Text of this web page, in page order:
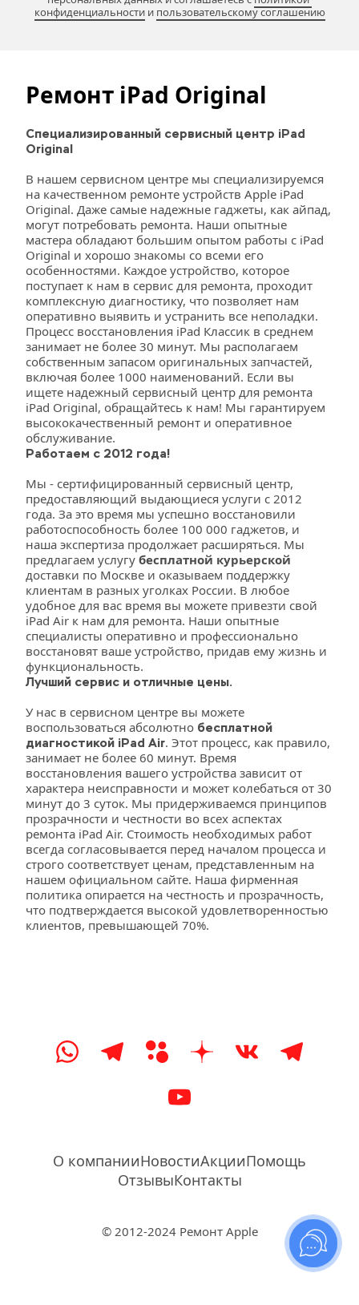
конфиденциальности и пользовательскому соглашению
Ремонт iPad Original
Специализированный сервисный центр iPad
Original
В нашем сервисном центре мы специализируемся
на качественном ремонте устройств Apple iPad
Original. Даже самые надежные гаджеты, как айпад,
могут потребовать ремонта. Наши опытные
мастера обладают большим опытом работы с iPad
Original и хорошо знакомы со всеми его
особенностями. Каждое устройство, которое
поступает к нам в сервис для ремонта, проходит
комплексную диагностику, что позволяет нам
оперативно выявить и устранить все неполадки.
Процесс восстановления iPad Классик в среднем
занимает не более 30 минут. Мы располагаем
собственным запасом оригинальных запчастей,
включая более 1000 наименований. Если вы
ищете надежный сервисный центр для ремонта
iPad Original, обращайтесь к нам! Мы гарантируем
высококачественный ремонт и оперативное
обслуживание.
Работаем с 2012 года!
Мы - сертифицированный сервисный центр,
предоставляющий выдающиеся услуги с 2012
года. За это время мы успешно восстановили
работоспособность более 100 000 гаджетов, и
наша экспертиза продолжает расширяться. Мы
предлагаем услугу бесплатной курьерской
доставки по Москве и оказываем поддержку
клиентам в разных уголках России. В любое
удобное для вас время вы можете привезти свой
iPad Air к нам для ремонта. Наши опытные
специалисты оперативно и профессионально
восстановят ваше устройство, придав ему жизнь и
функциональность.
Лучший сервис и отличные цены.
У нас в сервисном центре вы можете
воспользоваться абсолютно бесплатной
диагностикой iPad Air. Этот процесс, как правило,
занимает не более 60 минут. Время
восстановления вашего устройства зависит от
характера неисправности и может колебаться от 30
минут до 3 суток. Мы придерживаемся принципов
прозрачности и честности во всех аспектах
ремонта iPad Air. Стоимость необходимых работ
всегда согласовывается перед началом процесса и
строго соответствует ценам, представленным на
нашем официальном сайте. Наша фирменная
политика опирается на честность и прозрачность,
что подтверждается высокой удовлетворенностью
клиентов, превышающей 70%.
О компанииНовостиАкцииПомощь
ОтзывыКонтакты
© 2012-2024 Ремонт Apple